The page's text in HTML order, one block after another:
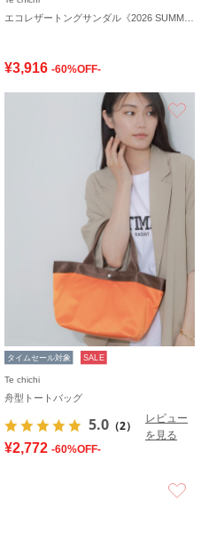
¥3,916 -60%OFF-
タイムセール対象 SALE
Te chichi
舟型トートバッグ
5.0 （2）
レビュー
を見る
¥2,772 -60%OFF-